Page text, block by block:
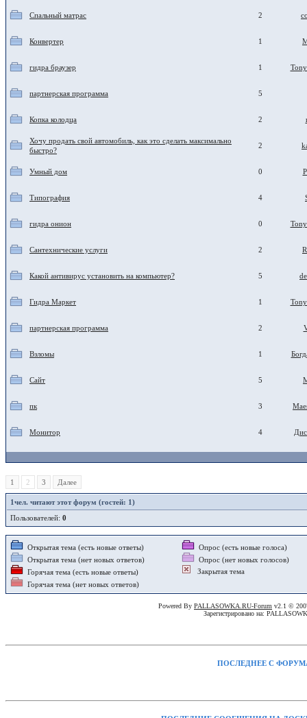
Спальный матрас 2
Конвертер 1
гидра браузер 1
партнерская программа 5
Копка колодца 2
Хочу продать свой автомобиль, как это сделать максимально
быстро?
2
Умный дом 0
Типография 4
гидра онион 0
Сантехнические услуги 2
Какой антивирус установить на компьютер? 5
Гидра Маркет 1
партнерская программа 2
Взломы 1
Сайт 5
пк 3
Монитор 4
1 2 3 Далее
1чел. читают этот форум (гостей: 1)
Пользователей: 0
Открытая тема (есть новые ответы)
Открытая тема (нет новых ответов)
Горячая тема (есть новые ответы)
Горячая тема (нет новых ответов)
Опрос (есть новые голоса)
Опрос (нет новых голосов)
Закрытая тема
Powered By PALLASOWKA.RU-Forum v2.1 ©
Зарегистрировано на:
ПОСЛЕДНЕЕ С